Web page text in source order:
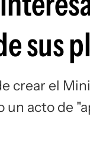
sus
crear el
un acto de